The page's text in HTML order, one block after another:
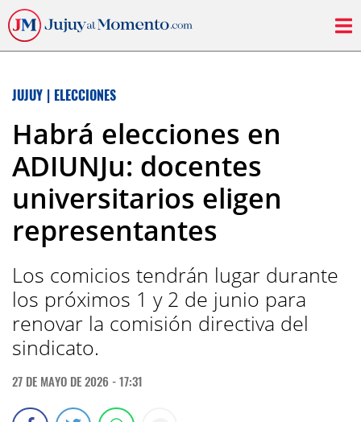
JUJUY | ELECCIONES
Habrá elecciones en
ADIUNJu: docentes
universitarios eligen
representantes
Los comicios tendrán lugar durante
los próximos 1 y 2 de junio para
renovar la comisión directiva del
sindicato.
27 DE MAYO DE 2026 - 17:31